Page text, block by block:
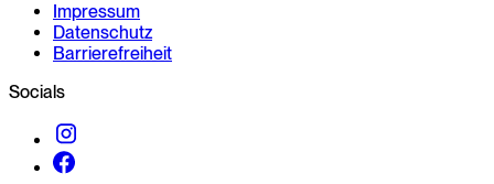
Impressum
Datenschutz
Barrierefreiheit
Socials